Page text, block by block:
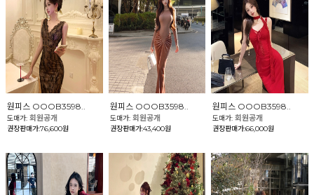
원피스 OOOB3598..
도매가: 회원공개
권장판매가:76,600원
원피스 OOOB3598..
도매가: 회원공개
권장판매가:43,400원
원피스 OOOB3598..
도매가:회원공개
권장판매가:66,000원